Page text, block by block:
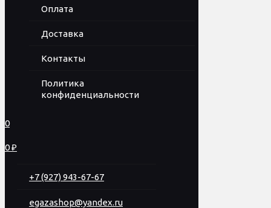
Оплата
Доставка
Контакты
Политика
конфиденциальности
0
0 ₽
+7 (927) 943-67-67
egazashop@yandex.ru